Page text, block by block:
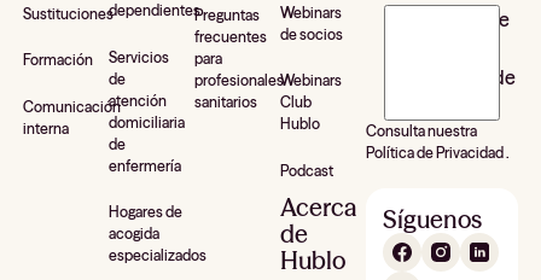
Sustituciones
Formación
Comunicación
interna
dependientes
Servicios
de
atención
domiciliaria
de
enfermería
Hogares de
acogida
especializados
Preguntas
frecuentes
para
profesionales
sanitarios
Webinars
de socios
Webinars
Club
Hublo
Podcast
Acerca
de
Hublo
J’accepte de
newsletter de
Consulta nuestra
Política de Privacidad .
Síguenos